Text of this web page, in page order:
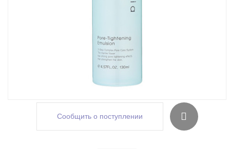
Сообщить о поступлении